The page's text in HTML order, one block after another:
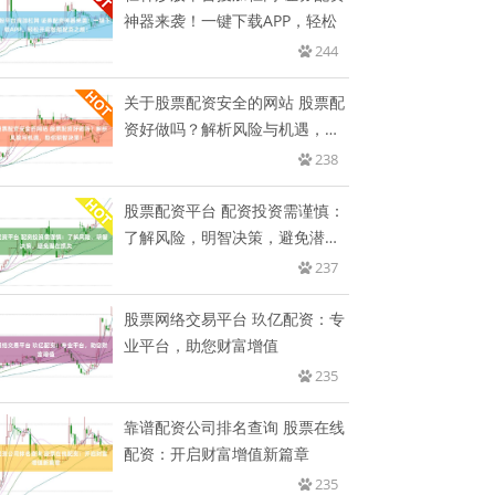
神器来袭！一键下载APP，轻松
244
关于股票配资安全的网站 股票配
资好做吗？解析风险与机遇，助
238
股票配资平台 配资投资需谨慎：
了解风险，明智决策，避免潜在
237
股票网络交易平台 玖亿配资：专
业平台，助您财富增值
235
靠谱配资公司排名查询 股票在线
配资：开启财富增值新篇章
235